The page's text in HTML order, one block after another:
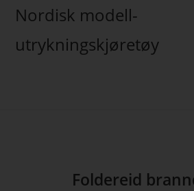
Nordisk modell-
utrykningskjøretøy
Foldereid